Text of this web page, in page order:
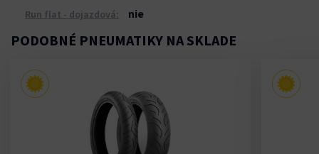
Run flat - dojazdová: nie
PODOBNÉ PNEUMATIKY NA SKLADE